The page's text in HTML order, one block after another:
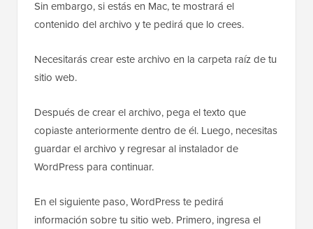
Sin embargo, si estás en Mac, te mostrará el
contenido del archivo y te pedirá que lo crees.
Necesitarás crear este archivo en la carpeta raíz de tu
sitio web.
Después de crear el archivo, pega el texto que
copiaste anteriormente dentro de él. Luego, necesitas
guardar el archivo y regresar al instalador de
WordPress para continuar.
En el siguiente paso, WordPress te pedirá
información sobre tu sitio web. Primero, ingresa el